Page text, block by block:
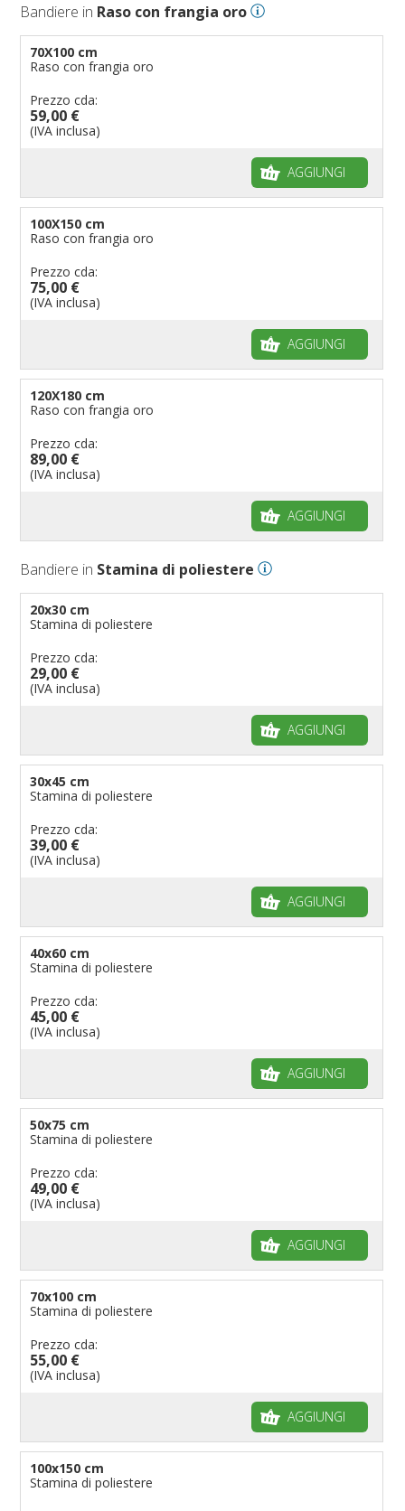
Bandiere in Raso con frangia oro
70X100 cm
Raso con frangia oro
Prezzo cda:
59,00 €
(IVA inclusa)
AGGIUNGI
100X150 cm
Raso con frangia oro
Prezzo cda:
75,00 €
(IVA inclusa)
AGGIUNGI
120X180 cm
Raso con frangia oro
Prezzo cda:
89,00 €
(IVA inclusa)
AGGIUNGI
Bandiere in Stamina di poliestere
20x30 cm
Stamina di poliestere
Prezzo cda:
29,00 €
(IVA inclusa)
AGGIUNGI
30x45 cm
Stamina di poliestere
Prezzo cda:
39,00 €
(IVA inclusa)
AGGIUNGI
40x60 cm
Stamina di poliestere
Prezzo cda:
45,00 €
(IVA inclusa)
AGGIUNGI
50x75 cm
Stamina di poliestere
Prezzo cda:
49,00 €
(IVA inclusa)
AGGIUNGI
70x100 cm
Stamina di poliestere
Prezzo cda:
55,00 €
(IVA inclusa)
AGGIUNGI
100x150 cm
Stamina di poliestere